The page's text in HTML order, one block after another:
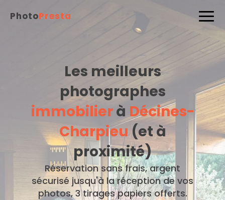
PhotoPresta
Les meilleurs
photographes
immobilieràDécines-
Charpieu(et à
proximité)
Réservation sans frais, argent
sécurisé jusqu'à la réception de vos
photos, 3 tirages papiers offerts.